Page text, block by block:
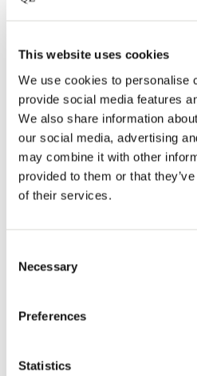
This website uses cookies
We use cookies to personalise
provide social media features
We also share information
our social media, advertising
may combine it with other
provided to them or that
of their services.
Selection
Necessary
Preferences
Statistics
WELLNESS
UITZICHT OP
BERGEN
QUEEN SPA & TIARA SPA